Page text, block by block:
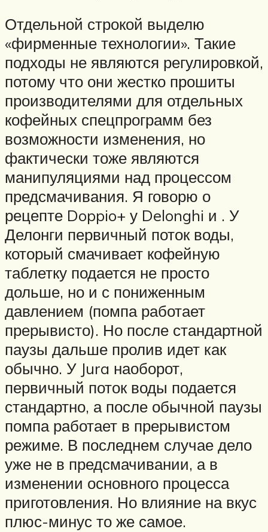
Отдельной строкой выделю
«фирменные технологии». Такие
подходы не являются регулировкой,
потому что они жестко прошиты
производителями для отдельных
кофейных спецпрограмм без
возможности изменения, но
фактически тоже являются
манипуляциями над процессом
предсмачивания. Я говорю о
рецепте Doppio+ у Delonghi и . У
Делонги первичный поток воды,
который смачивает кофейную
таблетку подается не просто
дольше, но и с пониженным
давлением (помпа работает
прерывисто). Но после стандартной
паузы дальше пролив идет как
обычно. У Jura наоборот,
первичный поток воды подается
стандартно, а после обычной паузы
помпа работает в прерывистом
режиме. В последнем случае дело
уже не в предсмачивании, а в
изменении основного процесса
приготовления. Но влияние на вкус
плюс-минус то же самое.